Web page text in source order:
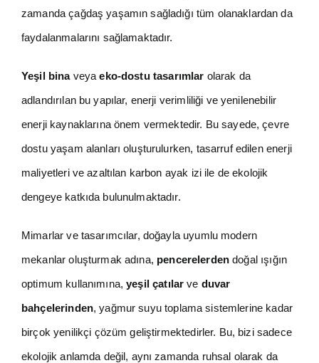
zamanda çağdaş yaşamın sağladığı tüm olanaklardan da
faydalanmalarını sağlamaktadır.
Yeşil bina veyaeko-dostu tasarımlar olarak da
adlandırılan bu yapılar, enerji verimliliği ve yenilenebilir
enerji kaynaklarına önem vermektedir. Bu sayede, çevre
dostu yaşam alanları oluşturulurken, tasarruf edilen enerji
maliyetleri ve azaltılan karbon ayak izi ile de ekolojik
dengeye katkıda bulunulmaktadır.
Mimarlar ve tasarımcılar, doğayla uyumlu modern
mekanlar oluşturmak adına, pencerelerden doğal ışığın
optimum kullanımına,yeşil çatılar ve duvar
bahçelerinden, yağmur suyu toplama sistemlerine kadar
birçok yenilikçi çözüm geliştirmektedirler. Bu, bizi sadece
ekolojik anlamda değil, aynı zamanda ruhsal olarak da